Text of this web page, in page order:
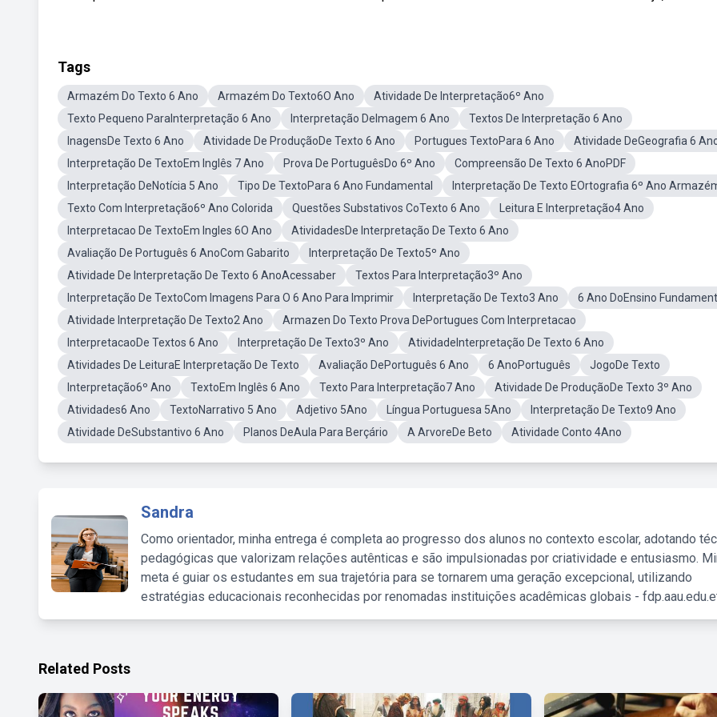
Tags
Armazém Do Texto 6 Ano Armazém Do Texto6O Ano
Atividade De Interpretação6º Ano
Texto Pequeno ParaInterpretação 6 Ano
Interpretação DeImagem 6 Ano
Textos De Interpretação 6 Ano
InagensDe Texto 6 Ano
Atividade De ProduçãoDe Texto 6 Ano Portugues TextoPara 6 Ano
Atividade DeGeografia 6
Interpretação De TextoEm Inglês 7 Ano
Prova De PortuguêsDo 6º Ano
Compreensão De Texto 6 AnoPDF
Interpretação DeNotícia 5 Ano
Tipo De TextoPara 6 Ano Fundamental
Interpretação De Texto EOrtografia 6º Ano
Texto Com Interpretação6º Ano Colorida
Questões Substativos CoTexto 6 Ano
Leitura E Interpretação4 Ano
Interpretacao De TextoEm Ingles 6O Ano
AtividadesDe Interpretação De Texto 6 Ano
Avaliação De Português 6 AnoCom Gabarito
Interpretação De Texto5º Ano
Atividade De Interpretação De Texto 6 AnoAcessaber
Textos Para Interpretação3º Ano
Interpretação De TextoCom Imagens Para O 6 Ano Para Imprimir
Interpretação De Texto3 Ano
6 Ano DoEnsino
Atividade Interpretação De Texto2 Ano
Armazen Do Texto Prova DePortugues Com Interpretacao
InterpretacaoDe Textos 6 Ano
Interpretação De Texto3º Ano
AtividadeInterpretação De Texto 6 Ano
Atividades De LeituraE Interpretação De Texto
Avaliação DePortuguês 6 Ano 6 AnoPortuguês
JogoDe Texto
Interpretação6º Ano
TextoEm Inglês 6 Ano Texto Para Interpretação7 Ano
Atividade De ProduçãoDe Texto 3º Ano
Atividades6 Ano
TextoNarrativo 5 Ano Adjetivo 5Ano Língua Portuguesa 5Ano
Interpretação De Texto9 Ano
Atividade DeSubstantivo 6 Ano
Planos DeAula Para Berçário A ArvoreDe Beto Atividade Conto 4Ano
Sandra
Como orientador, minha entrega é completa ao progresso dos alunos no contexto escolar, adotando
pedagógicas que valorizam relações autênticas e são impulsionadas por criatividade e entusiasmo.
meta é guiar os estudantes em sua trajetória para se tornarem uma geração excepcional, utilizando
estratégias educacionais reconhecidas por renomadas instituições acadêmicas globais -
Related Posts